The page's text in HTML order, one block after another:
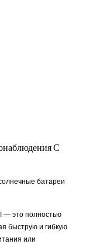
С
батареи
— это полностью
быструю и гибкую
или